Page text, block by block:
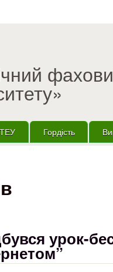
Гордість
урок-